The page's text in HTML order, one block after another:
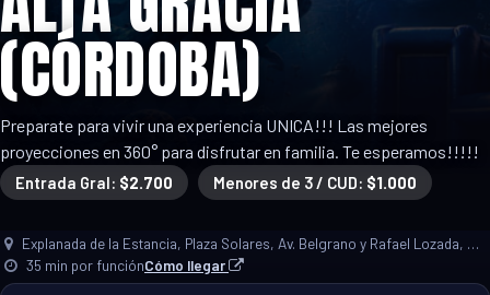
(CÓRDOBA)
Preparate para vivir una experiencia UNICA!!! Las mejores
proyecciones en 360° para disfrutar en familia. Te esperamos!!!!!
Entrada Gral: $2.700 Menores de 3 / CUD: $1.000
Explanada de la Estancia, Plaza Solares, Av. Belgrano y Rafael Lozada, Alta Gracia, Córdoba.
35 min por funciónCómo llegar